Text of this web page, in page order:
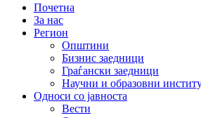
Почетна
За нас
Регион
Општини
Бизнис заедници
Граѓански заедници
Научни и образовни
Односи со јавноста
Вести